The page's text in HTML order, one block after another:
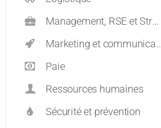
Management, RSE et Stratégie
Marketing et communication
Paie
Ressources humaines
Sécurité et prévention